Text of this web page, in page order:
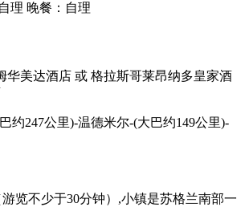
理 晚餐：自理
华美达酒店 或 格拉斯哥莱昂纳多皇家酒
约247公里)-温德米尔-(大巴约149公里)-
览不少于30分钟）,小镇是苏格兰南部一